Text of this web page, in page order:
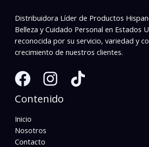
Distribuidora Líder de Productos
Belleza y Cuidado Personal en Estados
reconocida por su servicio, variedad y
crecimiento de nuestros clientes.
Contenido
Inicio
Nosotros
Contacto